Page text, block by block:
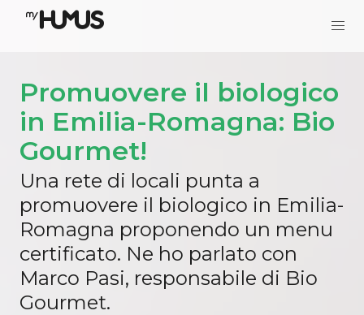
Promuovere il biologico
in Emilia-Romagna: Bio
Gourmet!
Una rete di locali punta a
promuovere il biologico in Emilia-
Romagna proponendo un menu
certificato. Ne ho parlato con
Marco Pasi, responsabile di Bio
Gourmet.